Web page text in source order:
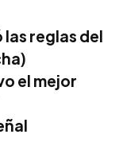
reglas del
el mejor